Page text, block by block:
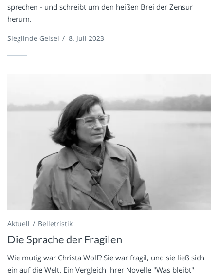
sprechen - und schreibt um den heißen Brei der Zensur
herum.
Sieglinde Geisel / 8. Juli 2023
Aktuell Belletristik
Die Sprache der Fragilen
Wie mutig war Christa Wolf? Sie war fragil, und sie ließ sich
ein auf die Welt. Ein Vergleich ihrer Novelle "Was bleibt"